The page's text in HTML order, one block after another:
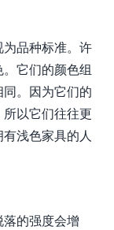
品种标准。许
它们的颜色组
。因为它们的
以它们往往更
浅色家具的人
的强度会增